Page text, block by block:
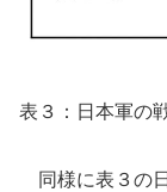
表３：日本軍の
同様に表３の